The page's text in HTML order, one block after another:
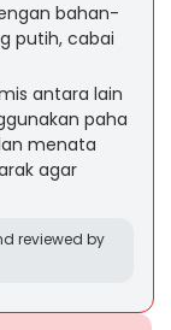
bahan-
putih, cabai
antara lain
paha
menata
agar
reviewed by